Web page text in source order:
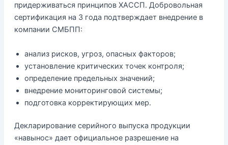
придерживаться принципов ХАССП. Добровольная
сертификация на 3 года подтверждает внедрение в
компании СМБПП:
анализ рисков, угроз, опасных факторов;
установление критических точек контроля;
определение предельных значений;
внедрение мониторинговой системы;
подготовка корректирующих мер.
Декларирование серийного выпуска продукции
«навынос» дает официальное разрешение на